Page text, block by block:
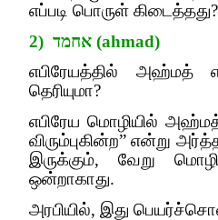
எப்படி பொருள்
2) אחמד (ahmad)
எபிரேயத்தில்
தெரியுமா?
எபிரேய மொழியில்
விரும்புகின்ற” என்று
இருக்கும், வேறு
ஒன்றாகாது.
அரபியில், இது